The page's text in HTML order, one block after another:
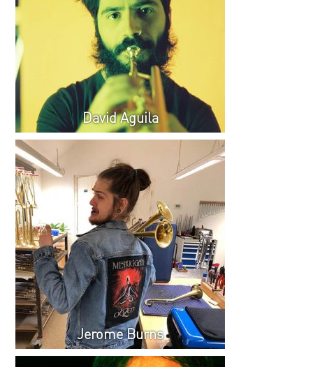
David Aguila
Jerome Burns